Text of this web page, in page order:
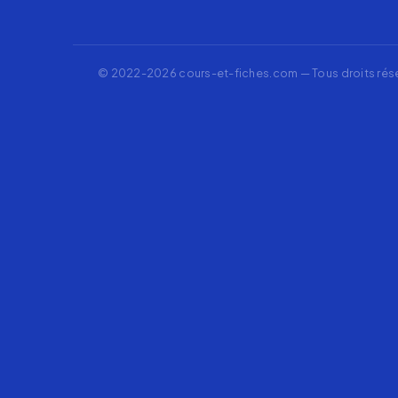
© 2022-2026 cours-et-fiches.com — Tous droits